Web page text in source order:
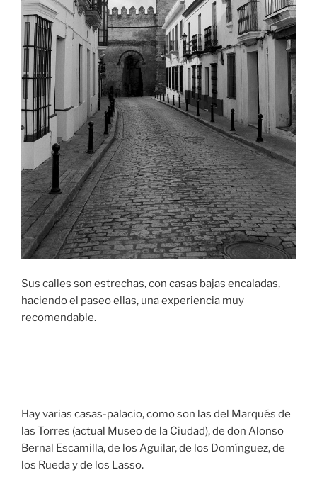
Sus calles son estrechas, con casas bajas encaladas,
haciendo el paseo ellas, una experiencia muy
recomendable.
Hay varias casas-palacio, como son las del Marqués de
las Torres (actual Museo de la Ciudad), de don Alonso
Bernal Escamilla, de los Aguilar, de los Domínguez, de
los Rueda y de los Lasso.